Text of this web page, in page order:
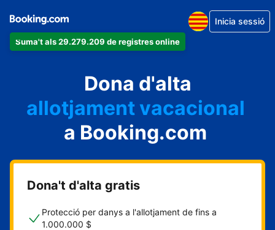
Suma't als 29.279.209 de registres online
Inicia sessió
Dona d'alta
un apartament
un hotel
allotjament vacacional
un hostal
una casa rural
a Booking.com
Dona't d'alta gratis
Protecció per danys a l'allotjament de fins a
1.000.000 $